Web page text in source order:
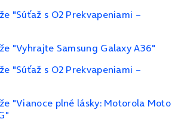
"Súťaž s O2 Prekvapeniami –
"Vyhrajte Samsung Galaxy A36"
"Súťaž s O2 Prekvapeniami –
"Vianoce plné lásky: Motorola Moto